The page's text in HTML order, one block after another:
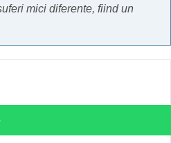
mici diferente, fiind un